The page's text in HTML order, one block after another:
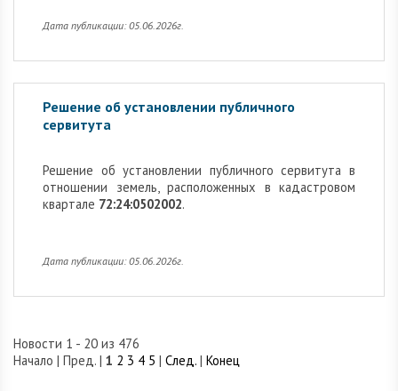
Дата публикации: 05.06.2026г.
Решение об установлении публичного
сервитута
Решение об установлении публичного сервитута в
отношении земель, расположенных в кадастровом
квартале 72:24:0502002.
Дата публикации: 05.06.2026г.
Новости 1 - 20 из 476
Начало | Пред. | 1 2 3 4 5 | След. | Конец